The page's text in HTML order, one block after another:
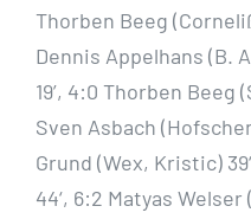
Thorben Beeg
Dennis Appelhans (B.
19’, 4:0 Thorben Beeg
Sven Asbach
Grund (Wex, Kristic)
44‘, 6:2 Matyas